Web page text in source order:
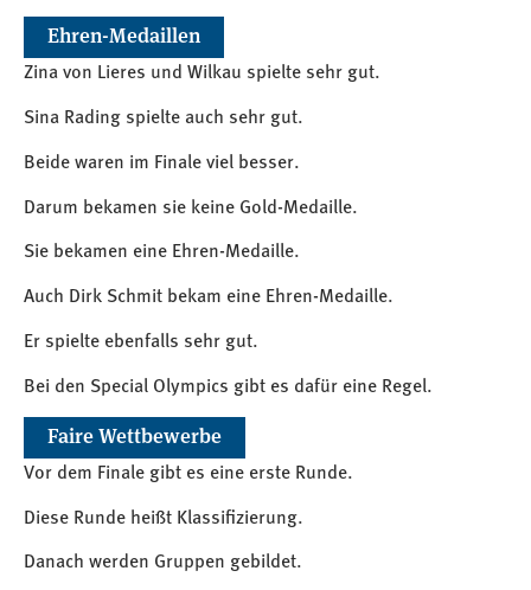
Ehren-Medaillen
Zina von Lieres und Wilkau spielte sehr gut.
Sina Rading spielte auch sehr gut.
Beide waren im Finale viel besser.
Darum bekamen sie keine Gold-Medaille.
Sie bekamen eine Ehren-Medaille.
Auch Dirk Schmit bekam eine Ehren-Medaille.
Er spielte ebenfalls sehr gut.
Bei den Special Olympics gibt es dafür eine Regel.
Faire Wettbewerbe
Vor dem Finale gibt es eine erste Runde.
Diese Runde heißt Klassifizierung.
Danach werden Gruppen gebildet.